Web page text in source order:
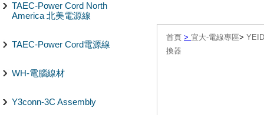
TAEC-Power Cord North
America 北美電源線
TAEC-Power Cord電源線
WH-電腦線材
Y3conn-3C Assembly
首頁 > 宜大-電線專區>
換器